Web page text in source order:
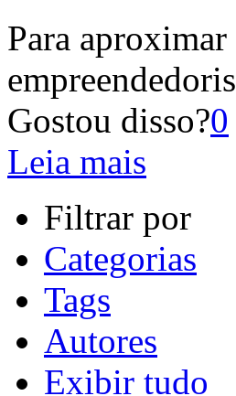
Para
Gostou disso?0
Leia mais
Filtrar por
Categorias
Tags
Autores
Exibir tudo